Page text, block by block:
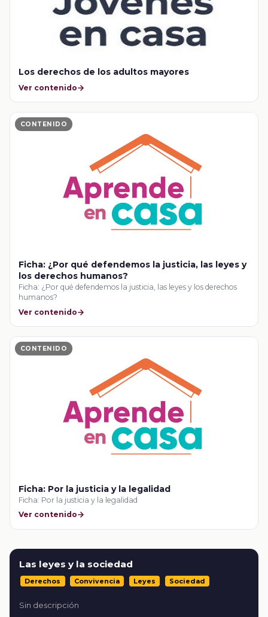
Los derechos de los adultos mayores
Ver contenido
CONTENIDO
Ficha: ¿Por qué defendemos la justicia, las leyes y
los derechos humanos?
Ficha: ¿Por qué defendemos la justicia, las leyes y los derechos
humanos?
Ver contenido
CONTENIDO
Ficha: Por la justicia y la legalidad
Ficha: Por la justicia y la legalidad
Ver contenido
Las leyes y la sociedad
Derechos Convivencia Leyes Sociedad
Sin descripción